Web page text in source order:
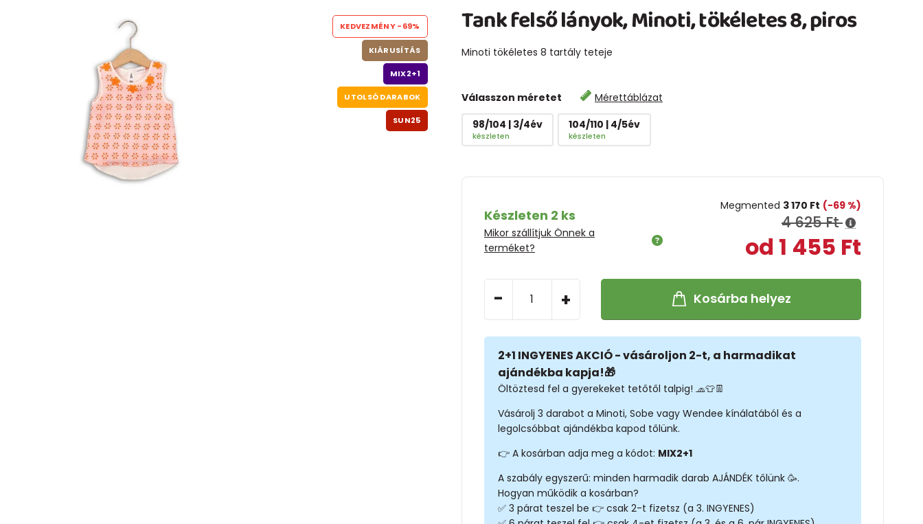
Tank felső lányok, Minoti, tökéletes 8, piros
Minoti tökéletes 8 tartály teteje
Válasszon méretet
Mérettáblázat
98/104 | 3/4év
készleten
104/110 | 4/5év
készleten
Készleten 2 ks
Mikor szállítjuk Önnek a
terméket?
Megmented 3 170 Ft (-69 %)
4 625 Ft
od 1 455 Ft
- + Kosárba helyez
2+1 INGYENES AKCIÓ - vásároljon 2-t, a harmadikat
ajándékba kapja!🎁
Öltöztesd fel a gyerekeket tetőtől talpig! 🧢👕👖
Vásárolj 3 darabot a Minoti, Sobe vagy Wendee kínálatából és a
legolcsóbbat ajándékba kapod tőlünk.
👉 A kosárban adja meg a kódot: MIX2+1
A szabály egyszerű: minden harmadik darab AJÁNDÉK tőlünk 🥳.
Hogyan működik a kosárban?
✅ 3 párat teszel be 👉 csak 2-t fizetsz (a 3. INGYENES)
KEDVEZMÉNY-69%
KIÁRUSÍTÁS
MIX2+1
UTOLSÓ DARABOK
SUN25